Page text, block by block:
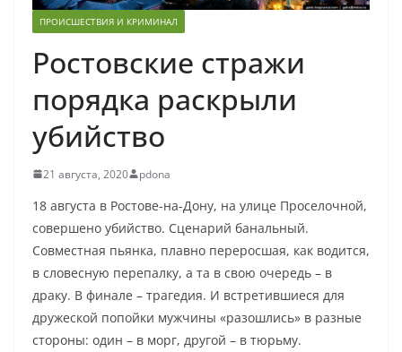
ПРОИСШЕСТВИЯ И КРИМИНАЛ
Ростовские стражи
порядка раскрыли
убийство
21 августа, 2020 pdona
18 августа в Ростове-на-Дону, на улице Проселочной,
совершено убийство. Сценарий банальный.
Совместная пьянка, плавно переросшая, как водится,
в словесную перепалку, а та в свою очередь – в
драку. В финале – трагедия. И встретившиеся для
дружеской попойки мужчины «разошлись» в разные
стороны: один – в морг, другой – в тюрьму.